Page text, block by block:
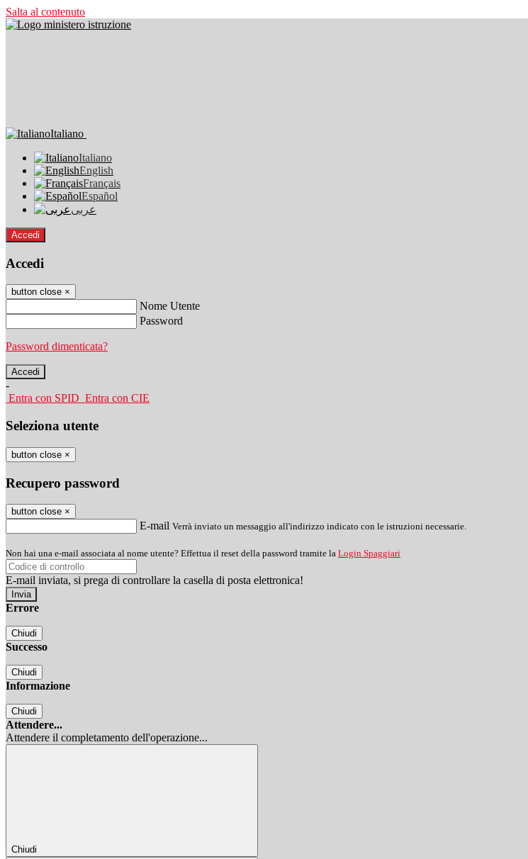
Salta al contenuto
Italiano
Italiano
English
Français
Español
عربى
Accedi
Accedi
button close ×
Nome Utente
Password
Password dimenticata?
-
Entra con SPID Entra con CIE
Seleziona utente
button close ×
Recupero password
button close ×
E-mail Verrà inviato un messaggio all'indirizzo indicato con le istruzioni necessarie.
Non hai una e-mail associata al nome utente? Effettua il reset della password tramite la Login Spaggiari
E-mail inviata, si prega di controllare la casella di posta elettronica!
Errore
Chiudi
Successo
Chiudi
Informazione
Chiudi
Attendere...
Attendere il completamento dell'operazione...
Chiudi